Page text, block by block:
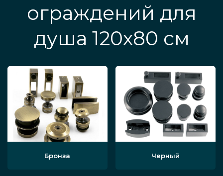
ограждений для
душа 120х80 см
Бронза Черный